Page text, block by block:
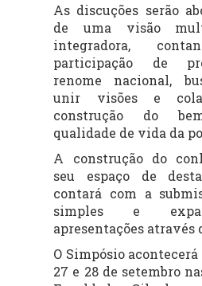
As discuções serão
de uma visão
integradora,
participação de
renome nacional,
unir visões e
construção do
qualidade de vida da
A construção do
seu espaço de
contará com a
simples e
apresentações através
O Simpósio
27 e 28 de setembro